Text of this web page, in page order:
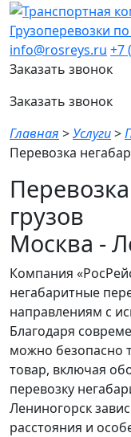
Грузоперевозки
info@rosreys.ru +7
Заказать звонок
Заказать звонок
Главная >Услуги>
Перевозка
грузов
Москва -
Компания
негабаритные
направлениям с
Благодаря
можно безопасно
товар, включая
перевозку
Лениногорск
расстояния и